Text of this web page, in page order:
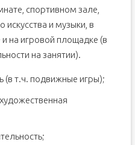
спортивном зале,
искусства и музыки, в
на игровой площадке (в
на занятии).
(в т.ч. подвижные игры);